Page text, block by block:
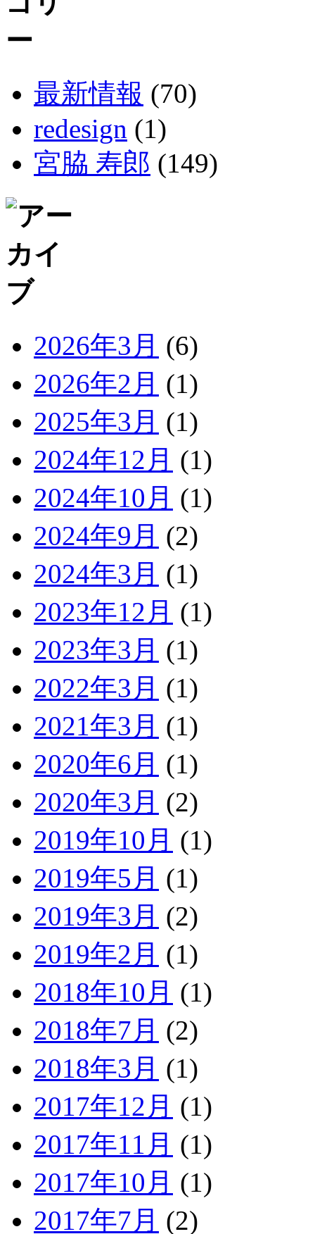
最新情報 (70)
redesign (1)
宮脇 寿郎 (149)
2026年3月 (6)
2026年2月 (1)
2025年3月 (1)
2024年12月 (1)
2024年10月 (1)
2024年9月 (2)
2024年3月 (1)
2023年12月 (1)
2023年3月 (1)
2022年3月 (1)
2021年3月 (1)
2020年6月 (1)
2020年3月 (2)
2019年10月 (1)
2019年5月 (1)
2019年3月 (2)
2019年2月 (1)
2018年10月 (1)
2018年7月 (2)
2018年3月 (1)
2017年12月 (1)
2017年11月 (1)
2017年10月 (1)
2017年7月 (2)